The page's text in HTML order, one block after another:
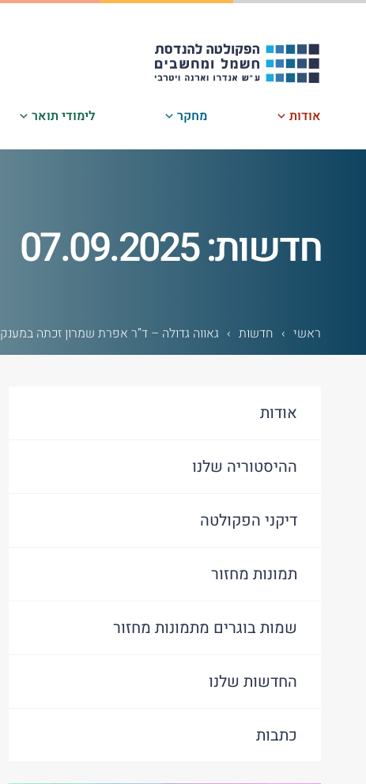
דלג
אודות מחקר לימודי תואר
חדשות: 07.09.2025
ראשי › חדשות › גאווה גדולה – ד”ר אפרת שמרון זכתה במענק ERC Starting Grant מענק יוקרתי מטעם הנציבות האירופית למחקר.
אודות
ההיסטוריה שלנו
דיקני הפקולטה
תמונות מחזור
שמות בוגרים מתמונות מחזור
החדשות שלנו
כתבות